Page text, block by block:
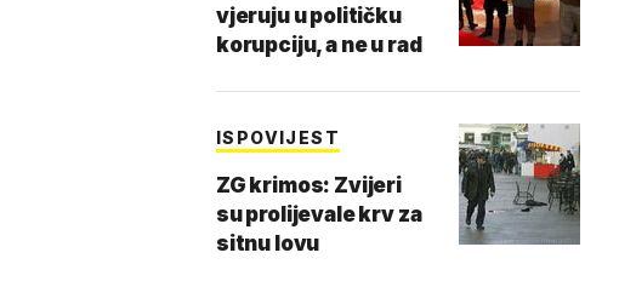
vjeruju u političku
korupciju, a ne u rad
ISPOVIJEST
ZG krimos: Zvijeri
su prolijevale krv za
sitnu lovu